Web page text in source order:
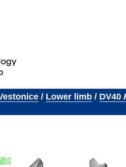
/ Lower limb/ DV40